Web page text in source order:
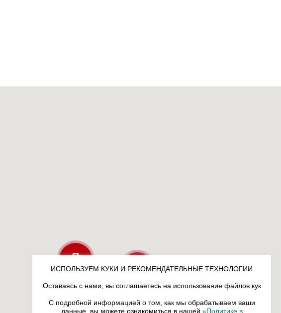
ИСПОЛЬЗУЕМ КУКИ И РЕКОМЕНДАТЕЛЬНЫЕ ТЕХНОЛОГИИ
Оставаясь с нами, вы соглашаетесь на использование файлов кук
С подробной информацией о том, как мы обрабатываем ваши
данные, вы можете ознакомиться в нашей «Политике в